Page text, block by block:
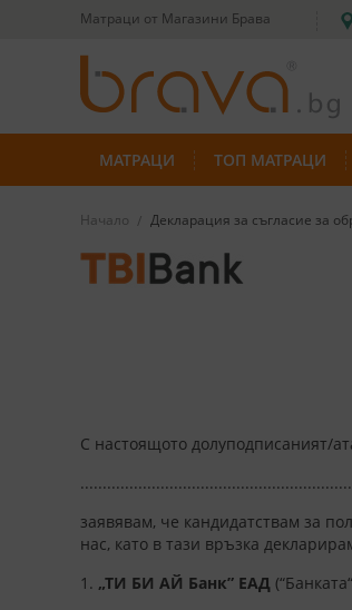
Матраци от Магазини Брава
МАТРАЦИ ТОП МАТРАЦИ
Начало Декларация за съгласие за
С настоящото долуподписаният/
заявявам, че кандидатствам за
нас, като в тази връзка
1. „ТИ БИ АЙ Банк” ЕАД